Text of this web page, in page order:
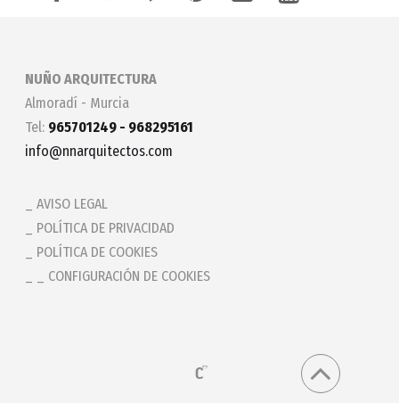
NUÑO ARQUITECTURA
Almoradí - Murcia
Tel: 965701249 - 968295161
info@nnarquitectos.com
AVISO LEGAL
POLÍTICA DE PRIVACIDAD
POLÍTICA DE COOKIES
_ CONFIGURACIÓN DE COOKIES